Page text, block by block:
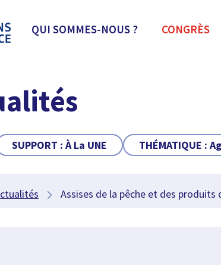
QUI SOMMES-NOUS ? CONGRÈS
SUPPORT : À La UNE THÉMATIQUE :
Assises de la pêche et des produits